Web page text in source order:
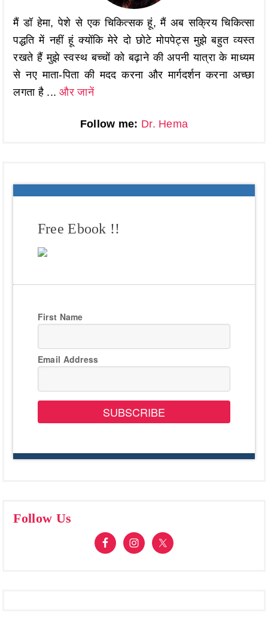
मैं डॉ हेमा, पेशे से एक चिकित्सक हूं, मैं अब सक्रिय चिकित्सा
पद्धति में नहीं हूं क्योंकि मेरे दो छोटे मोपपेट्स मुझे बहुत व्यस्त
रखते हैं मुझे स्वस्थ बच्चों को बढ़ाने की अपनी यात्रा के माध्यम
से नए माता-पिता की मदद करना और मार्गदर्शन करना अच्छा
लगता है ...और जानें
Follow me: Dr. Hema
Free Ebook !!
First Name
Email Address
SUBSCRIBE
Follow Us